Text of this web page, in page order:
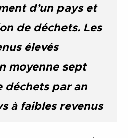
d’un pays et
de déchets. Les
élevés
moyenne sept
déchets par an
à faibles revenus